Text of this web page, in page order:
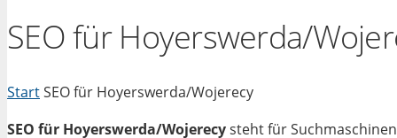
SEO für Hoyerswerda/
StartSEO für Hoyerswerda/Wojerecy
SEO für Hoyerswerda/Wojerecysteht für